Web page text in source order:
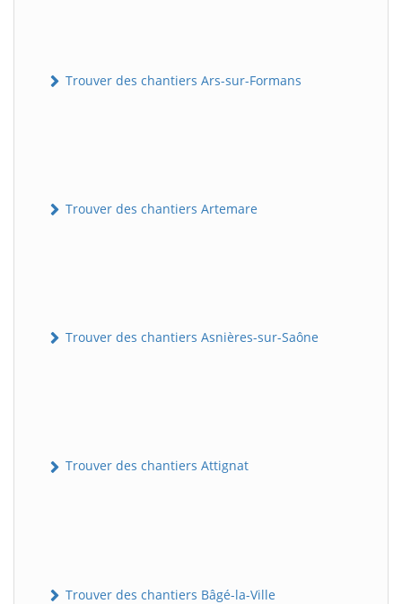
Trouver des chantiers Ars-sur-Formans
Trouver des chantiers Artemare
Trouver des chantiers Asnières-sur-Saône
Trouver des chantiers Attignat
Trouver des chantiers Bâgé-la-Ville